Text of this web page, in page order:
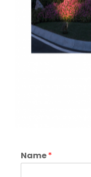
Name*